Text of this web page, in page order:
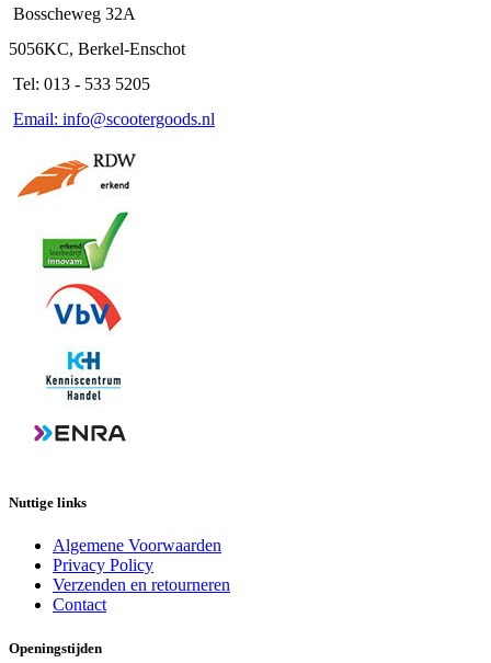
Bosscheweg 32A
5056KC, Berkel-Enschot
Tel: 013 - 533 5205
Email: info@scootergoods.nl
Nuttige links
Algemene Voorwaarden
Privacy Policy
Verzenden en retourneren
Contact
Openingstijden